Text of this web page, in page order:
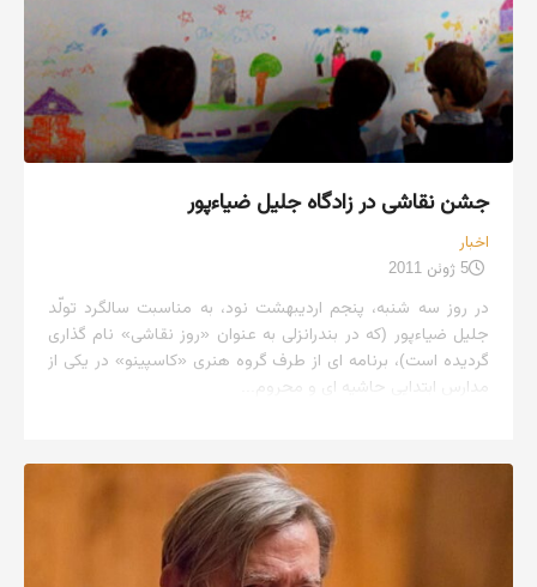
جشن نقاشی در زادگاه جلیل ضیاءپور
اخبار
5 ژوئن 2011
در روز سه شنبه، پنجم اردیبهشت نود، به مناسبت سالگرد تولّد
جلیل ضیاءپور (که در بندرانزلی به عنوان «روز نقاشی» نام گذاری
گردیده است)، برنامه ای از طرف گروه هنری «کاسپینو» در یکی از
مدارس ابتدایی حاشیه ای و محروم...